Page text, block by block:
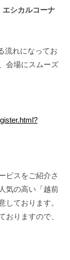
シカルコーナ
流れになってお
会場にスムーズ
ビスをご紹介さ
気の高い「越前
しております。
おりますので、